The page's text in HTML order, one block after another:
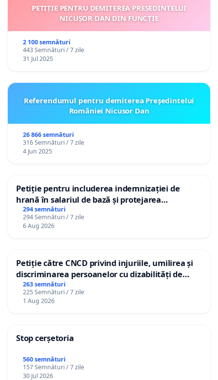
PETIȚIE PENTRU DEMITEREA PREȘEDINTELUI
NICUȘOR DAN DIN FUNCȚIE
2 100 semnături
443 Semnături / 7 zile
31 Jul 2025
Referendumul pentru demiterea Preşedintelui
României Nicusor Dan
26 866 semnături
316 Semnături / 7 zile
4 Jun 2025
Petiție pentru includerea indemnizației de
hrană în salariul de bază și protejarea
gradațiilor de vechime pentru asistenții
personali
294 semnături
294 Semnături / 7 zile
6 Aug 2026
Petiție către CNCD privind injuriile, umilirea și
discriminarea persoanelor cu dizabilități de
către utilizatorul TikTok „Gorici”
263 semnături
225 Semnături / 7 zile
1 Aug 2026
Stop cerșetoria
560 semnături
157 Semnături / 7 zile
30 Jul 2026